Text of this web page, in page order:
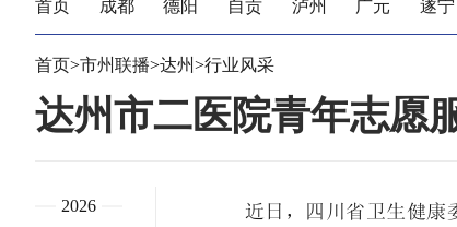
首页 成都 德阳 自贡 泸州 广元 遂宁
首页>市州联播>达州>行业风采
达州市二医院青年志愿
2026
近日，四川省卫生健康